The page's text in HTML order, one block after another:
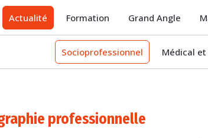
Actualité Formation Grand Angle
Socioprofessionnel Médical
professionnelle